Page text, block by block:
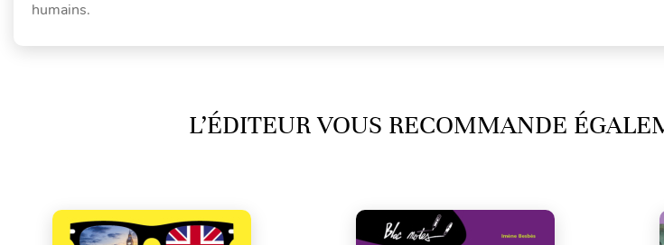
humains.
L’ÉDITEUR VOUS RECOMMANDE